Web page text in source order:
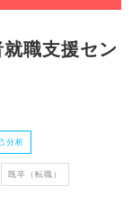
職支援セン
分析
既卒（転職）